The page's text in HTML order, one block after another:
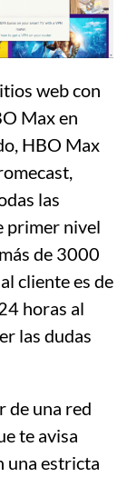
web con
Max en
HBO Max
las
primer nivel
de 3000
cliente es de
horas al
las dudas
de una red
te avisa
una estricta